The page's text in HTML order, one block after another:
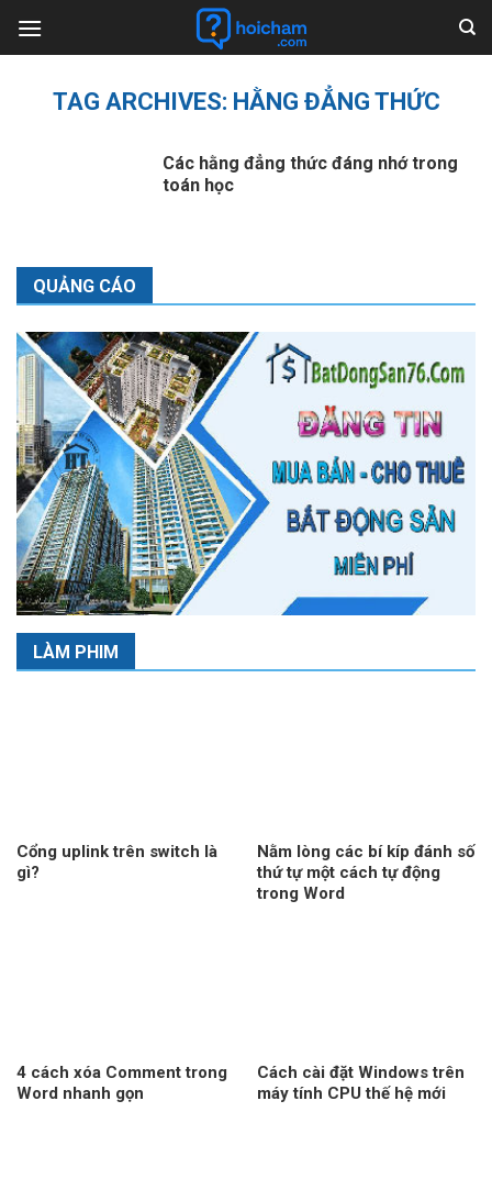
TAG ARCHIVES: HẰNG ĐẲNG THỨC
Các hằng đẳng thức đáng nhớ trong
toán học
QUẢNG CÁO
LÀM PHIM
Cổng uplink trên switch là
gì?
Nằm lòng các bí kíp đánh số
thứ tự một cách tự động
trong Word
4 cách xóa Comment trong
Word nhanh gọn
Cách cài đặt Windows trên
máy tính CPU thế hệ mới